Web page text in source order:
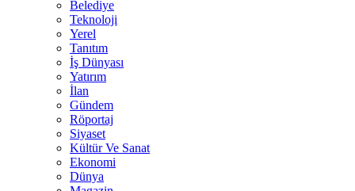
Belediye
Teknoloji
Yerel
Tanıtım
İş Dünyası
Yatırım
İlan
Gündem
Röportaj
Siyaset
Kültür Ve Sanat
Ekonomi
Dünya